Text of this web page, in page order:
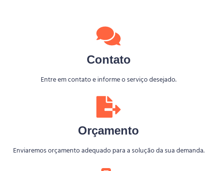
Contato
Entre em contato e informe o serviço desejado.
Orçamento
Enviaremos orçamento adequado para a solução da sua demanda.